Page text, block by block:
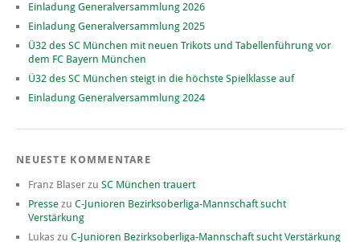
Einladung Generalversammlung 2026
Einladung Generalversammlung 2025
Ü32 des SC München mit neuen Trikots und Tabellenführung vor
dem FC Bayern München
Ü32 des SC München steigt in die höchste Spielklasse auf
Einladung Generalversammlung 2024
NEUESTE KOMMENTARE
Franz Blaser zu SC München trauert
Presse zu C-Junioren Bezirksoberliga-Mannschaft sucht
Verstärkung
Lukas zu C-Junioren Bezirksoberliga-Mannschaft sucht Verstärkung